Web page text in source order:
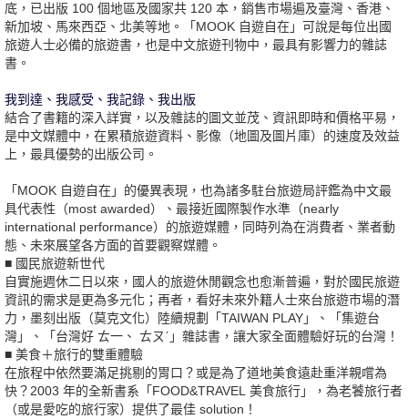
底，已出版 100 個地區及國家共 120 本，銷售市場遍及臺灣、香港、
新加坡、馬來西亞、北美等地。「MOOK 自遊自在」可說是每位出國
旅遊人士必備的旅遊書，也是中文旅遊刊物中，最具有影響力的雜誌
書。
我到達、我感受、我記錄、我出版
結合了書籍的深入詳實，以及雜誌的圖文並茂、資訊即時和價格平易，
是中文媒體中，在累積旅遊資料、影像（地圖及圖片庫）的速度及效益
上，最具優勢的出版公司。
「MOOK 自遊自在」的優異表現，也為諸多駐台旅遊局評鑑為中文最
具代表性（most awarded）、最接近國際製作水準（nearly
international performance）的旅遊媒體，同時列為在消費者、業者動
態、未來展望各方面的首要觀察媒體。
■ 國民旅遊新世代
自實施週休二日以來，國人的旅遊休閒觀念也愈漸普遍，對於國民旅遊
資訊的需求是更為多元化；再者，看好未來外籍人士來台旅遊市場的潛
力，墨刻出版（莫克文化）陸續規劃「TAIWAN PLAY」、「集遊台
灣」、「台灣好 ㄊ一、 ㄊㄡˊ」雜誌書，讓大家全面體驗好玩的台灣！
■ 美食＋旅行的雙重體驗
在旅程中依然要滿足挑剔的胃口？或是為了道地美食遠赴重洋親嚐為
快？2003 年的全新書系「FOOD&TRAVEL 美食旅行」，為老饕旅行者
（或是愛吃的旅行家）提供了最佳 solution！